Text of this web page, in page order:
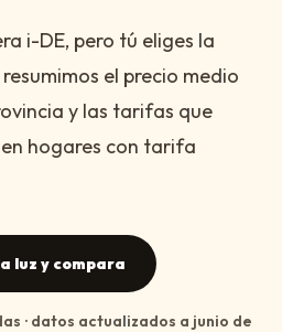
i-DE, pero tú eliges la
el precio medio
y las tarifas que
hogares con tarifa
luz y compara
· datos actualizados a junio de